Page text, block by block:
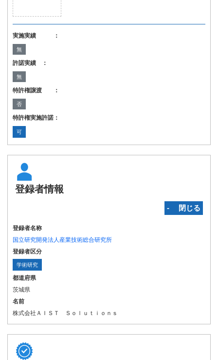
実施実績 ：
無
許諾実績 ：
無
特許権譲渡 ：
否
特許権実施許諾：
可
登録者情報
‐ 閉じる
登録者名称
国立研究開発法人産業技術総合研究所
登録者区分
学術研究
都道府県
茨城県
名前
株式会社ＡＩＳＴ Ｓｏｌｕｔｉｏｎｓ